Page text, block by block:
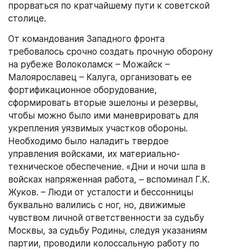
прорваться по кратчайшему пути к советской
столице.
От командования Западного фронта
требовалось срочно создать прочную оборону
на рубеже Волоколамск – Можайск –
Малоярославец – Калуга, организовать ее
фортификационное оборудование,
сформировать вторые эшелоны и резервы,
чтобы можно было ими маневрировать для
укрепления уязвимых участков обороны.
Необходимо было наладить твердое
управления войсками, их материально-
техническое обеспечение. «Дни и ночи шла в
войсках напряженная работа, – вспоминал Г.К.
Жуков. – Люди от усталости и бессонницы
буквально валились с ног, но, движимые
чувством личной ответственности за судьбу
Москвы, за судьбу Родины, следуя указаниям
партии, проводили колоссальную работу по